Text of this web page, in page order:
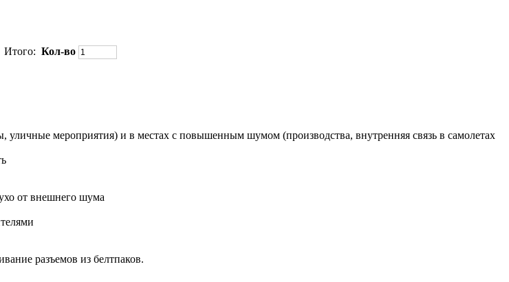
Итого: Кол-во
мероприятия) и в местах с повышенным шумом (производства, внутренняя связь в самолетах
от внешнего шума
разъемов из белтпаков.